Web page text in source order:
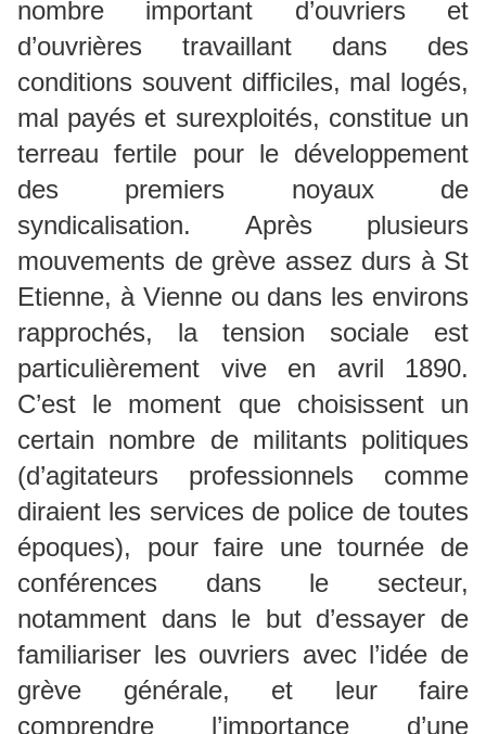
nombre important d’ouvriers et
d’ouvrières travaillant dans des
conditions souvent difficiles, mal logés,
mal payés et surexploités, constitue un
terreau fertile pour le développement
des premiers noyaux de
syndicalisation. Après plusieurs
mouvements de grève assez durs à St
Etienne, à Vienne ou dans les environs
rapprochés, la tension sociale est
particulièrement vive en avril 1890.
C’est le moment que choisissent un
certain nombre de militants politiques
(d’agitateurs professionnels comme
diraient les services de police de toutes
époques), pour faire une tournée de
conférences dans le secteur,
notamment dans le but d’essayer de
familiariser les ouvriers avec l’idée de
grève générale, et leur faire
comprendre l’importance d’une